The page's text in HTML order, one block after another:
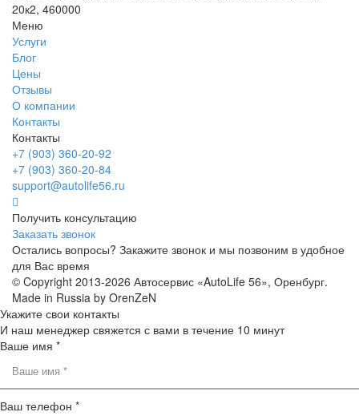
20к2, 460000
Меню
Услуги
Блог
Цены
Отзывы
О компании
Контакты
Контакты
+7 (903) 360-20-92
+7 (903) 360-20-84
support@autolife56.ru
Получить консультацию
Заказать звонок
Остались вопросы? Закажите звонок и мы позвоним в удобное
для Вас время
© Copyright 2013-2026 Автосервис «AutoLife 56», Оренбург.
Made in Russia by OrenZeN
Укажите свои контакты
И наш менеджер свяжется с вами в течение 10 минут
Ваше имя *
Ваш телефон *